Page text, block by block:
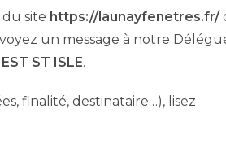
du site https://launayfenetres.fr/
un message à notre
ST ISLE.
finalité, destinataire…), lisez